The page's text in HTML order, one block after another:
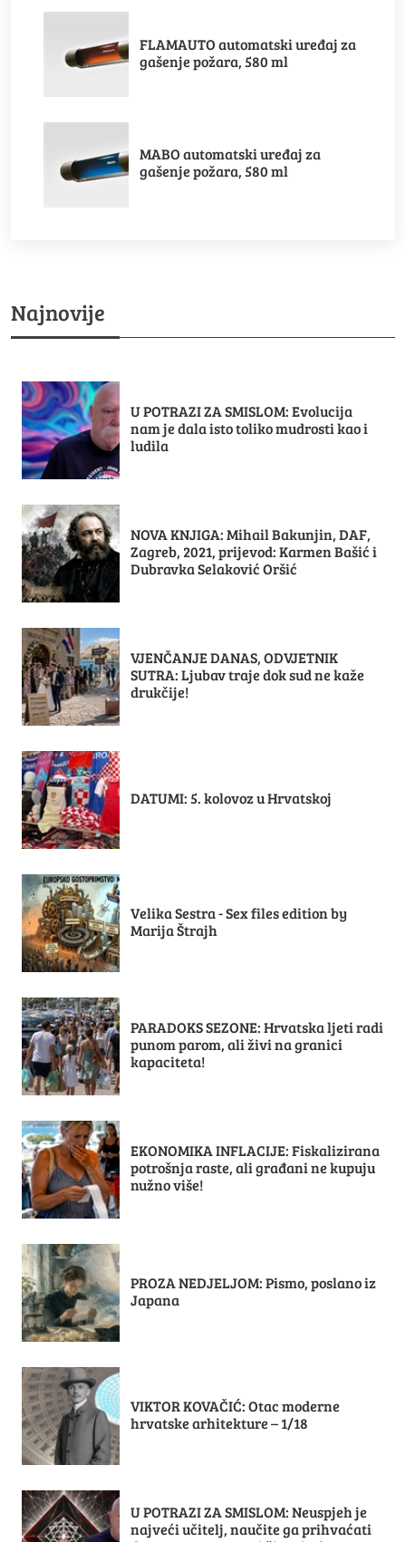
FLAMAUTO automatski uređaj za
gašenje požara, 580 ml
MABO automatski uređaj za
gašenje požara, 580 ml
Najnovije
U POTRAZI ZA SMISLOM: Evolucija
nam je dala isto toliko mudrosti kao i
ludila
NOVA KNJIGA: Mihail Bakunjin, DAF,
Zagreb, 2021, prijevod: Karmen Bašić i
Dubravka Selaković Oršić
VJENČANJE DANAS, ODVJETNIK
SUTRA: Ljubav traje dok sud ne kaže
drukčije!
DATUMI: 5. kolovoz u Hrvatskoj
Velika Sestra - Sex files edition by
Marija Štrajh
PARADOKS SEZONE: Hrvatska ljeti radi
punom parom, ali živi na granici
kapaciteta!
EKONOMIKA INFLACIJE: Fiskalizirana
potrošnja raste, ali građani ne kupuju
nužno više!
PROZA NEDJELJOM: Pismo, poslano iz
Japana
VIKTOR KOVAČIĆ: Otac moderne
hrvatske arhitekture – 1/18
U POTRAZI ZA SMISLOM: Neuspjeh je
najveći učitelj, naučite ga prihvaćati